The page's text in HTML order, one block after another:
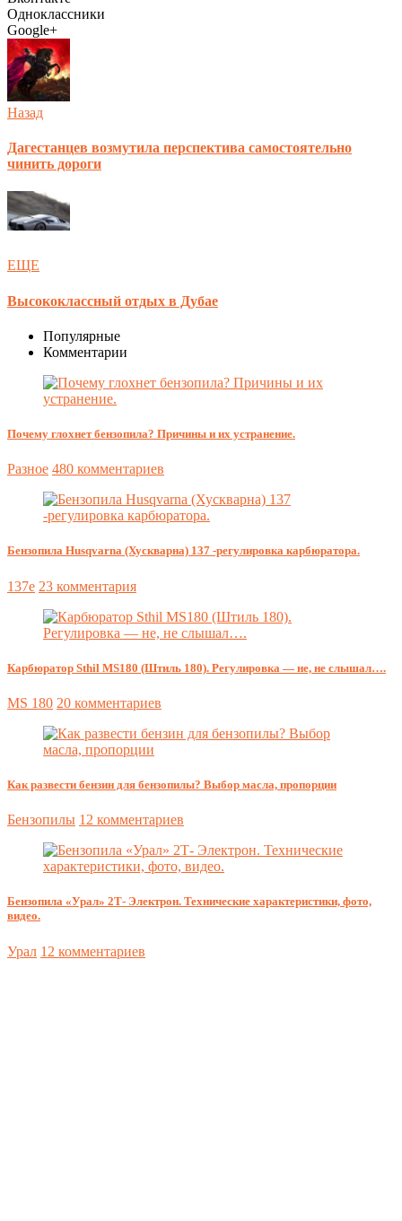
Одноклассники
Google+
Назад
Дагестанцев возмутила перспектива самостоятельно
чинить дороги
ЕЩЕ
Высококлассный отдых в Дубае
Популярные
Комментарии
Почему глохнет бензопила? Причины и их устранение.
Разное 480 комментариев
Бензопила Husqvarna (Хускварна) 137 -регулировка карбюратора.
137e 23 комментария
Карбюратор Sthil MS180 (Штиль 180). Регулировка — не, не слышал….
MS 180 20 комментариев
Как развести бензин для бензопилы? Выбор масла, пропорции
Бензопилы 12 комментариев
Бензопила «Урал» 2Т- Электрон. Технические характеристики, фото,
видео.
Урал 12 комментариев